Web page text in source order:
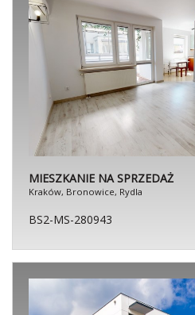
MIESZKANIE NA SPRZEDAŻ
Kraków, Bronowice, Rydla
BS2-MS-280943